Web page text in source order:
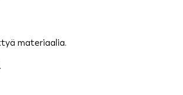
materiaalia.